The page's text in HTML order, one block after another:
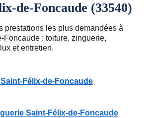
de-Foncaude (33540)
prestations les plus demandées à
Foncaude : toiture, zinguerie,
et entretien.
Félix-de-Foncaude
Saint-Félix-de-Foncaude